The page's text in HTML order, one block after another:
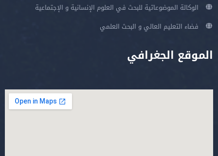
الوكالة الموضوعاتية للبحث في العلوم الإنسانية و الإجتماعية
فضاء التعليم العالي و البحث العلمي
الموقع الجغرافي